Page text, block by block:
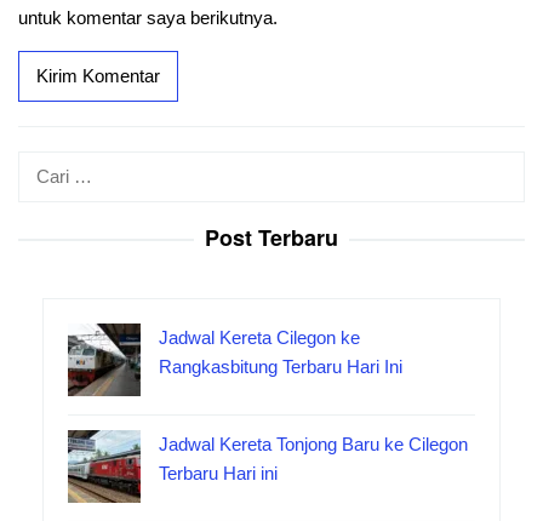
untuk komentar saya berikutnya.
Post Terbaru
Jadwal Kereta Cilegon ke
Rangkasbitung Terbaru Hari Ini
Jadwal Kereta Tonjong Baru ke Cilegon
Terbaru Hari ini